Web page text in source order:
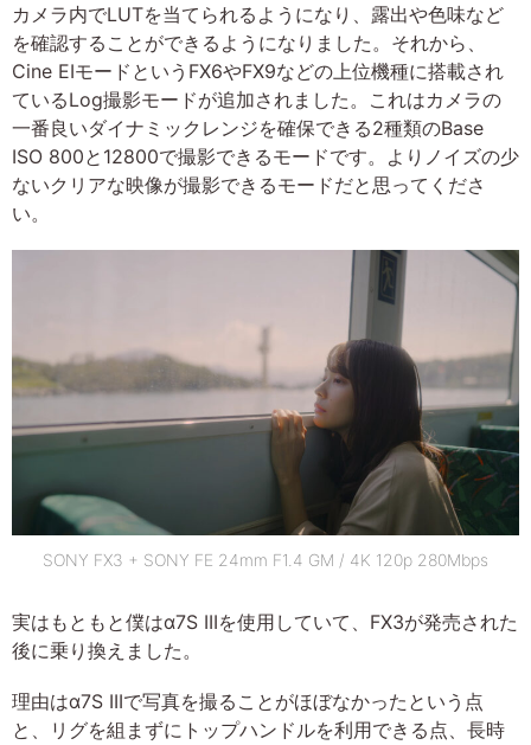
カメラ内でLUTを当てられるようになり、露出や色味など
を確認することができるようになりました。それから、
Cine EIモードというFX6やFX9などの上位機種に搭載され
ているLog撮影モードが追加されました。これはカメラの
一番良いダイナミックレンジを確保できる2種類のBase
ISO 800と12800で撮影できるモードです。よりノイズの少
ないクリアな映像が撮影できるモードだと思ってくださ
い。
SONY FX3 + SONY FE 24mm F1.4 GM / 4K 120p 280Mbps
実はもともと僕はα7S IIIを使用していて、FX3が発売された
後に乗り換えました。
理由はα7S IIIで写真を撮ることがほぼなかったという点
と、リグを組まずにトップハンドルを利用できる点、長時